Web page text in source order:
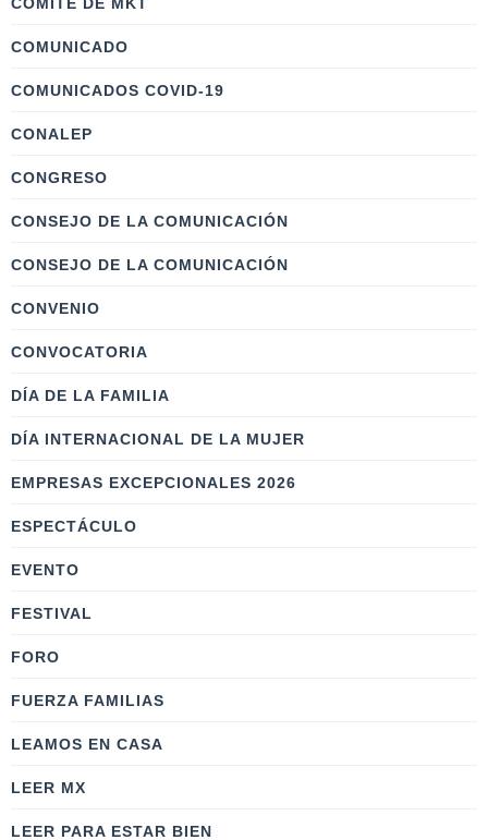
COMUNICADO
COMUNICADOS COVID-19
CONALEP
CONGRESO
CONSEJO DE LA COMUNICACIÓN
CONSEJO DE LA COMUNICACIÓN
CONVENIO
CONVOCATORIA
DÍA DE LA FAMILIA
DÍA INTERNACIONAL DE LA MUJER
EMPRESAS EXCEPCIONALES 2026
ESPECTÁCULO
EVENTO
FESTIVAL
FORO
FUERZA FAMILIAS
LEAMOS EN CASA
LEER MX
LEER PARA ESTAR BIEN